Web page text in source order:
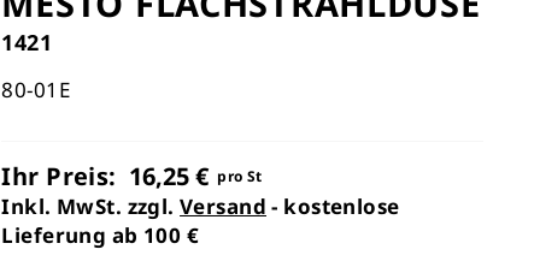
1421
80-01E
Ihr Preis: 16,25 € pro St
Inkl. MwSt. zzgl.Versand - kostenlose
Lieferung ab 100 €